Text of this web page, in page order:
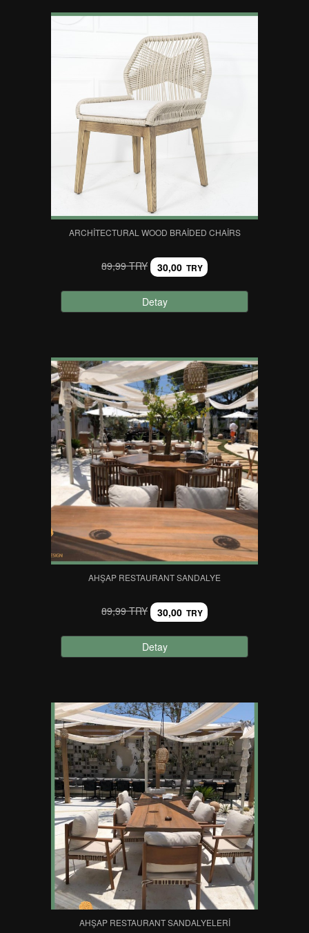
ARCHITECTURAL WOOD BRAIDED CHAIRS
89,99 TRY 30,00 TRY
Detay
AHŞAP RESTAURANT SANDALYE
89,99 TRY 30,00 TRY
Detay
AHŞAP RESTAURANT SANDALYELERI